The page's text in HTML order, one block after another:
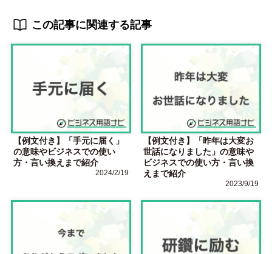
この記事に関連する記事
【例文付き】「手元に届く」
の意味やビジネスでの使い
方・言い換えまで紹介
2024/2/19
【例文付き】「昨年は大変お
世話になりました」の意味や
ビジネスでの使い方・言い換
えまで紹介
2023/9/19